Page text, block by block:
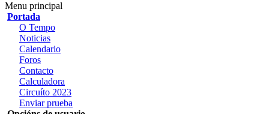
Menu principal
Portada
O Tempo
Noticias
Calendario
Foros
Contacto
Calculadora
Circuíto 2023
Enviar prueba